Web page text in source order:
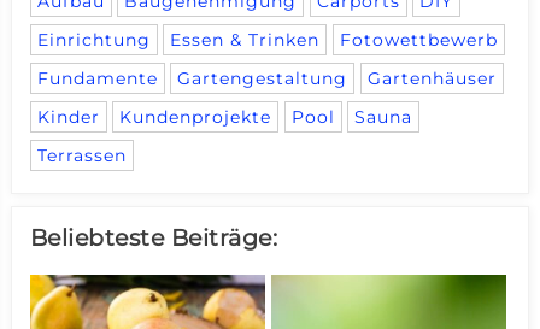
Einrichtung
Essen & Trinken
Fotowettbewerb
Fundamente
Gartengestaltung
Gartenhäuser
Kinder
Kundenprojekte Pool
Sauna
Terrassen
Beliebteste Beiträge: